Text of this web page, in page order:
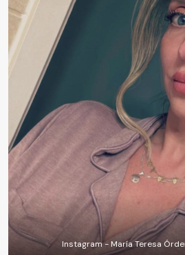
Instagram - María Teresa